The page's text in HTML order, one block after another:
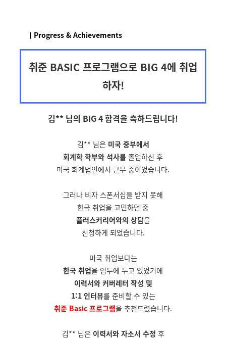
ㅣProgress & Achievements
취준 BASIC 프로그램으로 BIG 4에 취업
하자!
김** 님의 BIG 4 합격을 축하드립니다!
김** 님은 미국 중부에서
회계학 학부와 석사를 졸업하신 후
미국 회계법인에서 근무 중이었습니다.
그러나 비자 스폰서십을 받지 못해
한국 취업을 고민하던 중
플러스커리어와의 상담을
신청하게 되었습니다.
미국 취업보다는
한국 취업을 염두에 두고 있었기에
이력서와 커버레터 작성 및
1:1 인터뷰를 준비할 수 있는
취준 Basic 프로그램을 추천드렸습니다.
김** 님은 이력서와 자소서 수정 후